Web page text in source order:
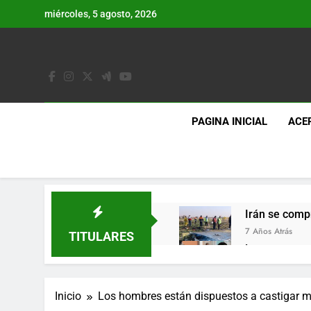
miércoles, 5 agosto, 2026
PAGINA INICIAL
TITULARES
Irán se
7 Años Atrás
Lo que se
7 Años Atrás
7 Años Atrás
Inicio Los hombres están dispuestos a castigar